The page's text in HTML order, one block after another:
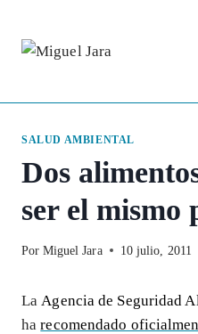
contenido
SALUD AMBIENTAL
Dos
ser el mismo
Por Miguel Jara 10 julio, 2011
La Agencia de Seguridad
harecomendado